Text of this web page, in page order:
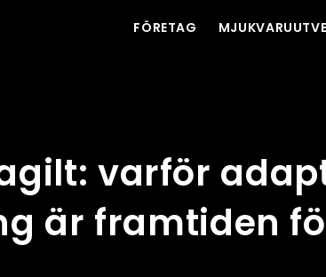
FÖRETAG
varför
är framtiden